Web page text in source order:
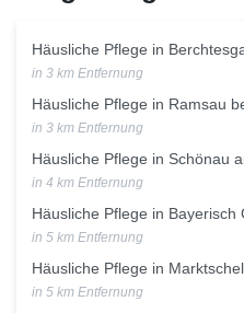
Häusliche Pflege in
in 3 km Entfernung
Häusliche Pflege in Ramsau
in 3 km Entfernung
Häusliche Pflege in Schönau
in 4 km Entfernung
Häusliche Pflege in Bayerisch
in 5 km Entfernung
Häusliche Pflege in
in 5 km Entfernung